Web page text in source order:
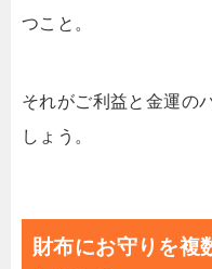
つこと。
それがご利益と金運の
しょう。
財布にお守りを複